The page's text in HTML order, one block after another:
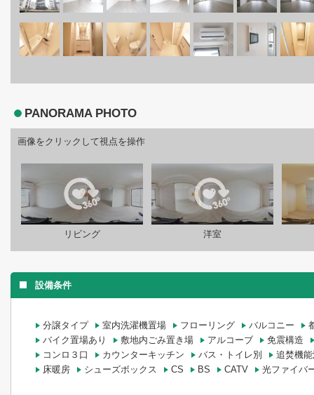
PANORAMA PHOTO
画像をクリックして視点を操作
リビング 洋室
設備条件
分譲タイプ 室内洗濯機置場 フローリング バルコニー
バイク置場あり
敷地内ごみ置き場 アルコーブ
免震構造
コンロ３口
カウンターキッチン バス・トイレ別
追焚機
床暖房
シューズボックス CS BS CATV 光ファイバ